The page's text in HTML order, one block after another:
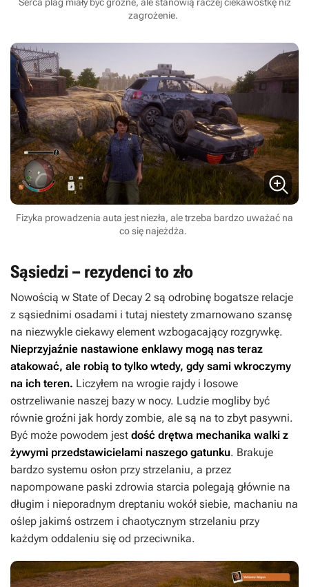
zagrożenie.
Fizyka prowadzenia auta jest niezła, ale trzeba bardzo uważać na
co się najeżdża.
Sąsiedzi – rezydenci to zło
Nowością w State of Decay 2 są odrobinę bogatsze relacje
z sąsiednimi osadami i tutaj niestety zmarnowano szansę
na niezwykle ciekawy element wzbogacający rozgrywkę.
Nieprzyjaźnie nastawione enklawy mogą nas teraz
atakować, ale robią to tylko wtedy, gdy sami wkroczymy
na ich teren. Liczyłem na wrogie rajdy i losowe
ostrzeliwanie naszej bazy w nocy. Ludzie mogliby być
równie groźni jak hordy zombie, ale są na to zbyt pasywni.
Być może powodem jest dość drętwa mechanika walki z
żywymi przedstawicielami naszego gatunku. Brakuje
bardzo systemu osłon przy strzelaniu, a przez
napompowane paski zdrowia starcia polegają głównie na
długim i nieporadnym dreptaniu wokół siebie, machaniu na
oślep jakimś ostrzem i chaotycznym strzelaniu przy
każdym oddaleniu się od przeciwnika.